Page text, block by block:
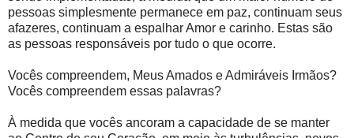
pessoas simplesmente permanece em paz, continuam seus
afazeres, continuam a espalhar Amor e carinho. Estas são
as pessoas responsáveis por tudo o que ocorre.
Vocês compreendem, Meus Amados e Admiráveis Irmãos?
Vocês compreendem essas palavras?
À medida que vocês ancoram a capacidade de se manter